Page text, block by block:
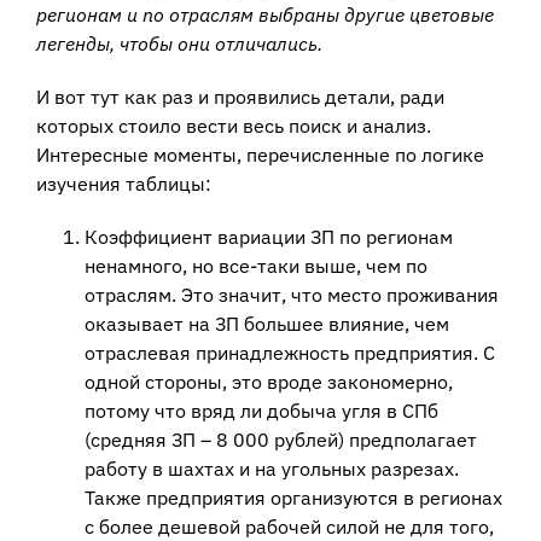
регионам и по отраслям выбраны другие цветовые
легенды, чтобы они отличались.
И вот тут как раз и проявились детали, ради
которых стоило вести весь поиск и анализ.
Интересные моменты, перечисленные по логике
изучения таблицы:
Коэффициент вариации ЗП по регионам
ненамного, но все-таки выше, чем по
отраслям. Это значит, что место проживания
оказывает на ЗП большее влияние, чем
отраслевая принадлежность предприятия. С
одной стороны, это вроде закономерно,
потому что вряд ли добыча угля в СПб
(средняя ЗП – 8 000 рублей) предполагает
работу в шахтах и на угольных разрезах.
Также предприятия организуются в регионах
с более дешевой рабочей силой не для того,